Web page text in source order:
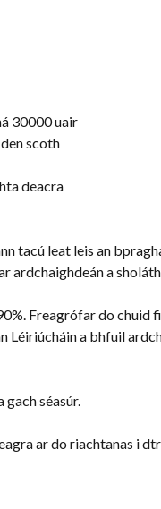
30000 uair
scoth
deacra
tacú leat leis an
ardchaighdeán a
Freagrófar do chuid
Léiriúcháin a bhfuil
séasúr.
ar do riachtanas i